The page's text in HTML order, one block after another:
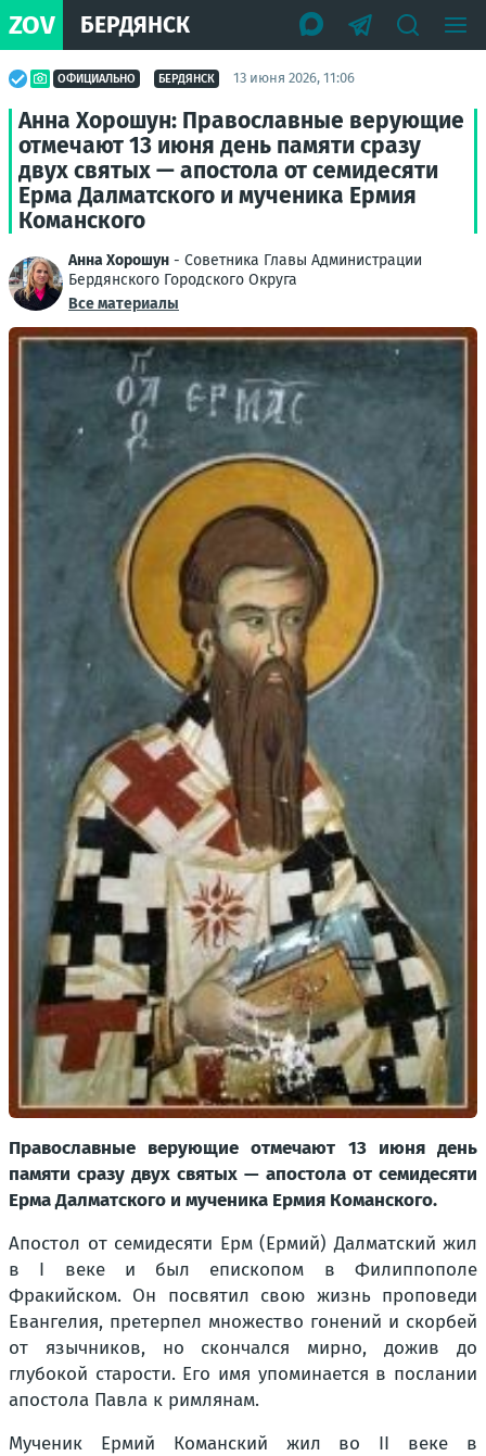
ZOV БЕРДЯНСК
ОФИЦИАЛЬНО БЕРДЯНСК 13 июня 2026, 11:06
Анна Хорошун: Православные верующие
отмечают 13 июня день памяти сразу
двух святых — апостола от семидесяти
Ерма Далматского и мученика Ермия
Команского
Анна Хорошун - Советника Главы Администрации
Бердянского Городского Округа
Все материалы
Православные верующие отмечают 13 июня день
памяти сразу двух святых — апостола от семидесяти
Ерма Далматского и мученика Ермия Команского.
Апостол от семидесяти Ерм (Ермий) Далматский жил
в I веке и был епископом в Филиппополе
Фракийском. Он посвятил свою жизнь проповеди
Евангелия, претерпел множество гонений и скорбей
от язычников, но скончался мирно, дожив до
глубокой старости. Его имя упоминается в послании
апостола Павла к римлянам.
Мученик Ермий Команский жил во II веке в